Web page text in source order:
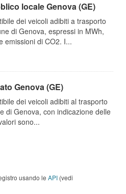
locale Genova (GE)
dei veicoli adibiti a trasporto
di Genova, espressi in MWh,
emissioni di CO2. I...
Genova (GE)
dei veicoli adibiti al trasporto
di Genova, con indicazione delle
sono...
usando le API (vedi